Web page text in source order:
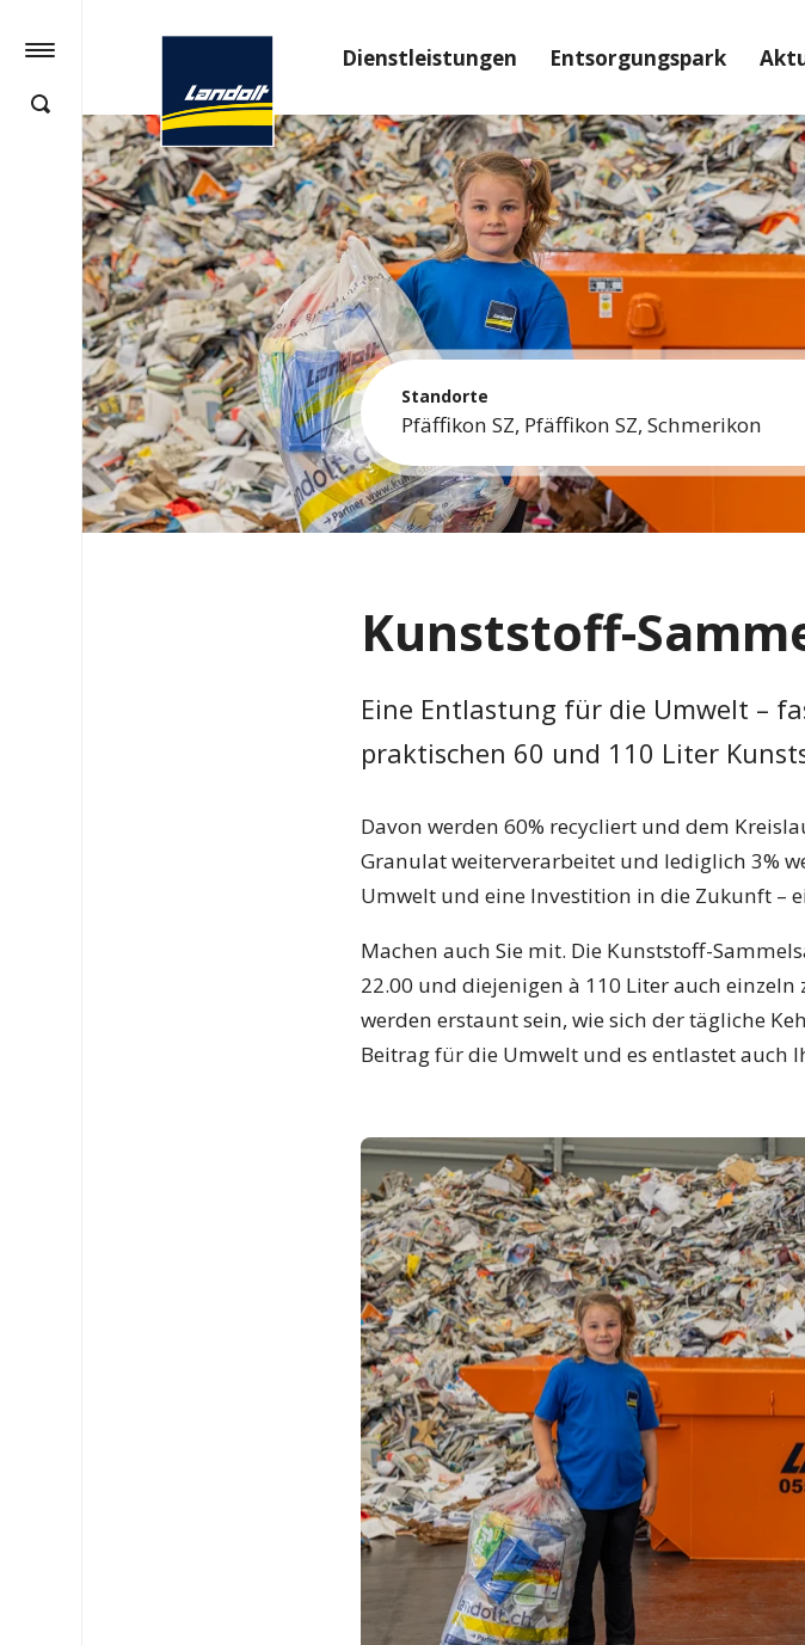
Dienstleistungen Entsorgungs­park
Standorte
Pfäffikon SZ, Pfäffikon SZ, Schmerikon
Kunststoff-
Eine Entlastung für die Umwelt –
praktischen 60 und 110 Liter
Davon werden 60% recycliert und dem
Granulat weiterverarbeitet und lediglich 3%
Umwelt und eine Investition in die Zukunft –
Machen auch Sie mit. Die Kunststoff-
22.00 und diejenigen à 110 Liter auch einzeln
werden erstaunt sein, wie sich der tägliche
Beitrag für die Umwelt und es entlastet auch